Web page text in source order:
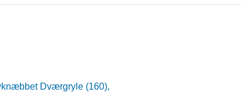
Dværgryle (160),